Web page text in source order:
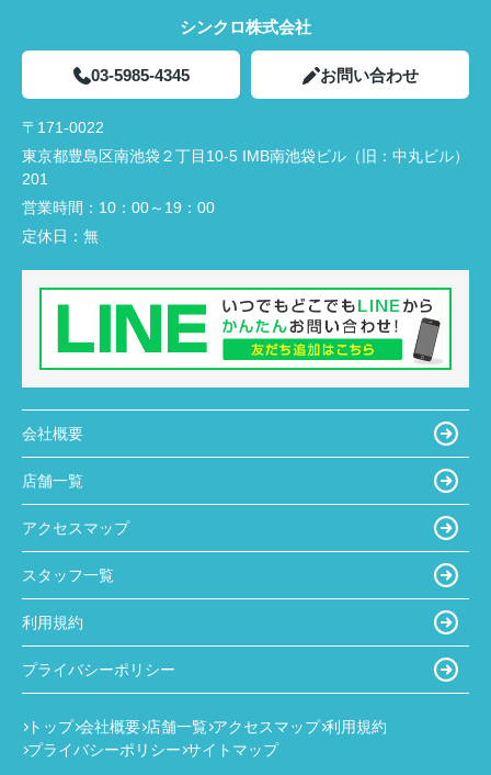
シンクロ株式会社
03-5985-4345 お問い合わせ
〒171-0022
東京都豊島区南池袋２丁目10-5 IMB南池袋ビル（旧：中丸ビル）
201
営業時間： 10：00～19：00
定休日： 無
会社概要
店舗一覧
アクセスマップ
スタッフ一覧
利用規約
プライバシーポリシー
トップ 会社概要 店舗一覧 アクセスマップ 利用規約
プライバシーポリシー サイトマップ